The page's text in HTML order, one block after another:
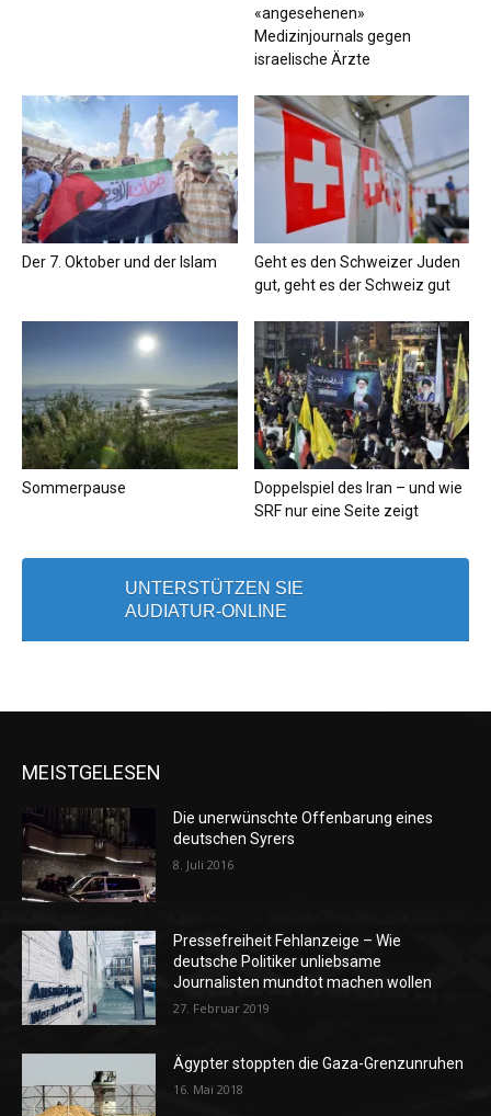
«angesehenen»
Medizinjournals gegen
israelische Ärzte
Der 7. Oktober und der Islam
Geht es den Schweizer Juden
gut, geht es der Schweiz gut
Sommerpause
Doppelspiel des Iran – und wie
SRF nur eine Seite zeigt
UNTERSTÜTZEN SIE
AUDIATUR-ONLINE
MEISTGELESEN
Die unerwünschte Offenbarung eines
deutschen Syrers
8. Juli 2016
Pressefreiheit Fehlanzeige – Wie
deutsche Politiker unliebsame
Journalisten mundtot machen wollen
27. Februar 2019
Ägypter stoppten die Gaza-Grenzunruhen
16. Mai 2018